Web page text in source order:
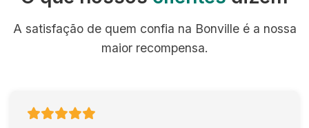
A satisfação de quem confia na Bonville é a nossa
maior recompensa.